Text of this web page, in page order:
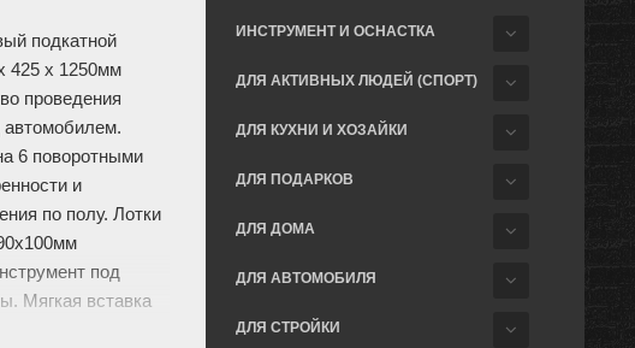
ИНСТРУМЕНТ И ОСНАСТКА
ДЛЯ АКТИВНЫХ ЛЮДЕЙ (СПОРТ)
ДЛЯ КУХНИ И ХОЗАЙКИ
ДЛЯ ПОДАРКОВ
ДЛЯ ДОМА
ДЛЯ АВТОМОБИЛЯ
ДЛЯ СТРОЙКИ
подкатной
425 х 1250мм
проведения
автомобилем.
6 поворотными
и
по полу. Лотки
под
Мягкая вставка